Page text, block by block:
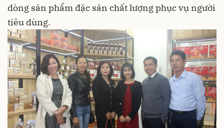
dòng sản phẩm đặc sản chất lượng phục vụ người
tiêu dùng.